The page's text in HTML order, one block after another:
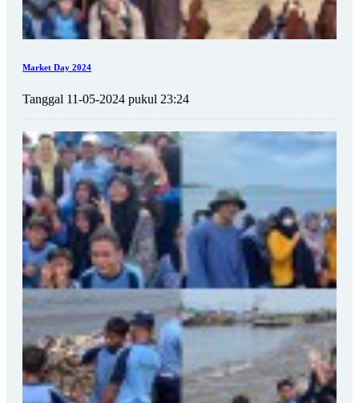
Market Day 2024
Tanggal 11-05-2024 pukul 23:24